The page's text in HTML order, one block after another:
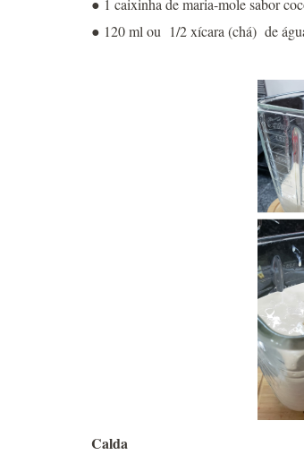
● 1 caixinha de maria-mole sabor
● 120 ml ou 1/2 xícara (chá) de
Calda